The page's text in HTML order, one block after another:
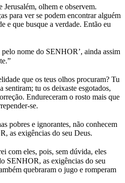
Jerusalém, olhem e observem.
para ver se podem encontrar alguém
e que busque a verdade. Então eu
nome do SENHOR’, ainda assim
que os teus olhos procuram? Tu
sentiram; tu os deixaste esgotados,
Endureceram o rosto mais que
se.
pobres e ignorantes, não conhecem
as exigências do seu Deus.
com eles, pois, sem dúvida, eles
SENHOR, as exigências do seu
quebraram o jugo e romperam